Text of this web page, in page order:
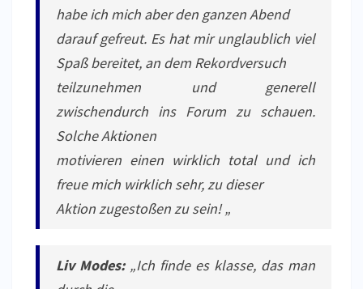
habe ich mich aber den ganzen Abend
darauf gefreut. Es hat mir unglaublich viel
Spaß bereitet, an dem Rekordversuch
teilzunehmen und generell
zwischendurch ins Forum zu schauen.
Solche Aktionen
motivieren einen wirklich total und ich
freue mich wirklich sehr, zu dieser
Aktion zugestoßen zu sein! „
Liv Modes:„Ich finde es klasse, das man